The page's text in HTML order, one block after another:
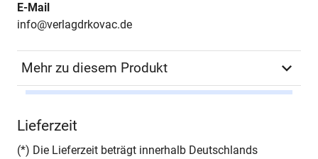
E-Mail
info@verlagdrkovac.de
Mehr zu diesem Produkt
Seiten 298
Lieferzeit
(*) Die Lieferzeit beträgt innerhalb Deutschlands